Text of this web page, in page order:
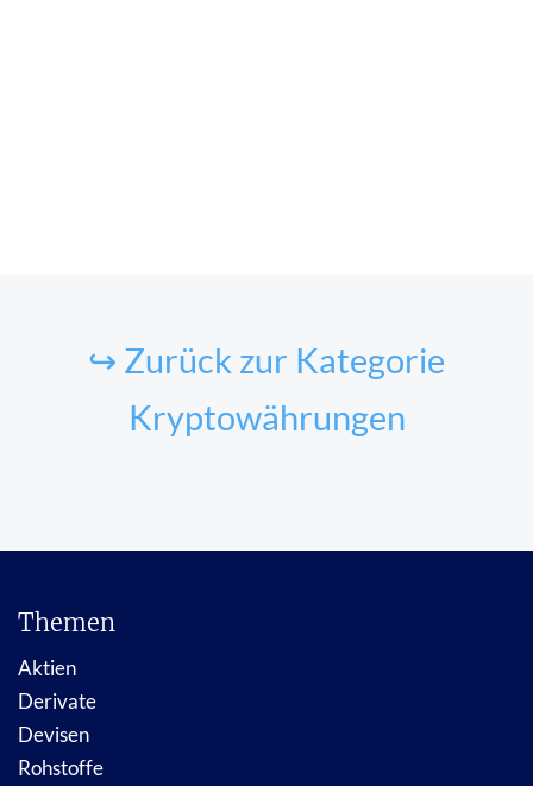
↪ Zurück zur Kategorie
Kryptowährungen
Themen
Aktien
Derivate
Devisen
Rohstoffe